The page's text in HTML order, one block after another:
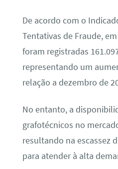
De acordo com o
Tentativas de Fraude,
foram registradas
representando um
relação a dezembro de
No entanto, a
grafotécnicos no
resultando na escassez
para atender à alta